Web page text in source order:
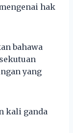
hak
bahawa
yang
kali ganda